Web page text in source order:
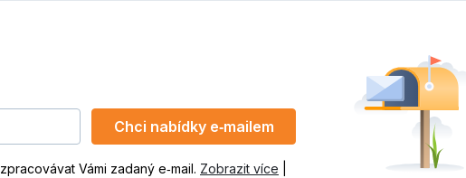
Chci nabídky e‑mailem
Vámi zadaný e‑mail. Zobrazit více